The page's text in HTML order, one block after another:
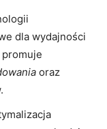
dla wydajności
promuje
oraz